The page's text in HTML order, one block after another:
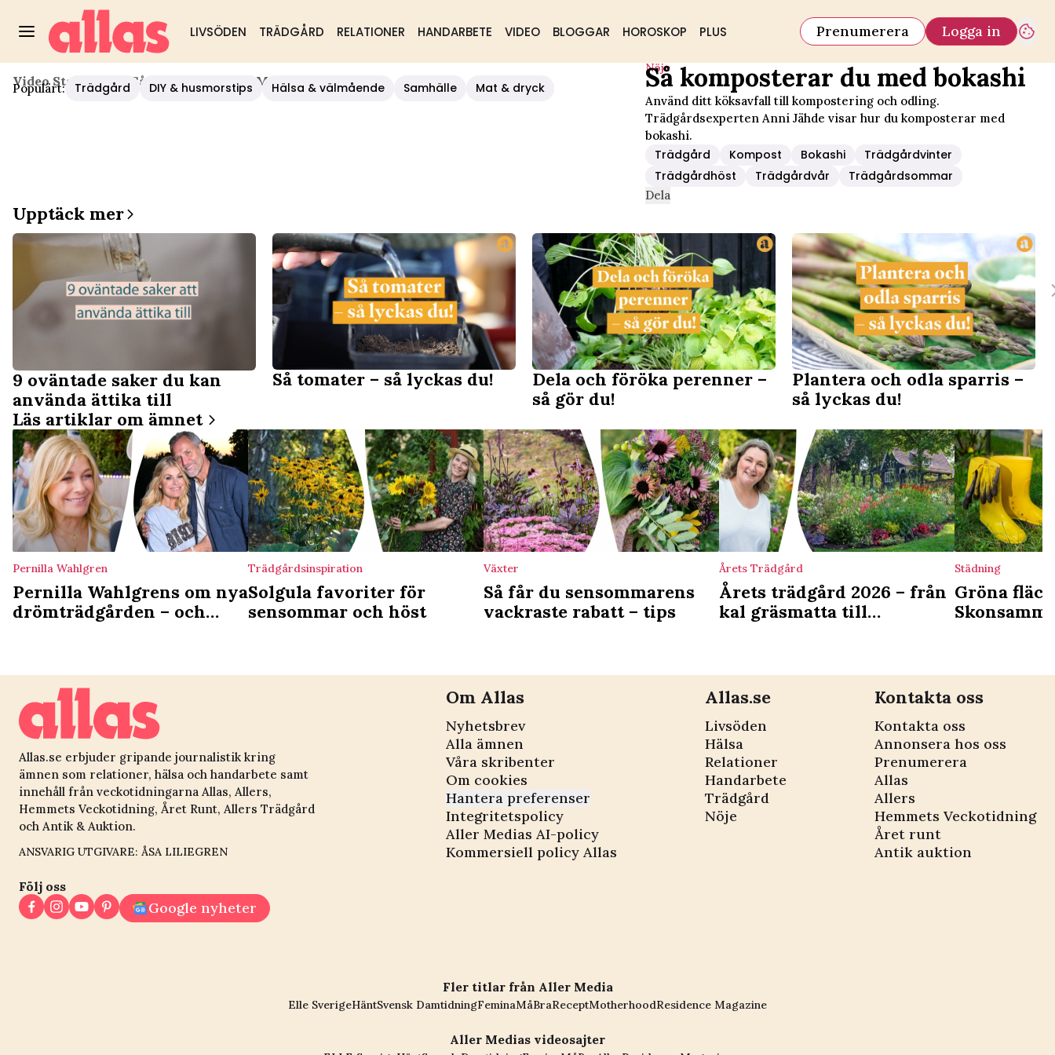
LIVSÖDEN TRÄDGÅRD RELATIONER HANDARBETE VIDEO BLOGGAR HOROSKOP PLUS Prenumerera Logga in
Populärt: Trädgård DIY & husmorstips Hälsa & välmående Samhälle Mat & dryck
Video Start / Nöje / Så Komposterar Du Med Bokashi
Nöje
Så komposterar du med bokashi
Använd ditt köksavfall till kompostering och odling.
Trädgårdsexperten Anni Jähde visar hur du komposterar med
bokashi.
Trädgård Kompost Bokashi
Trädgårdvinter
Trädgårdhöst
Trädgårdvår Trädgårdsommar
Dela
Upptäck mer
9 oväntade saker du kan
använda ättika till
Så tomater – så lyckas du!
Dela och föröka perenner –
så gör du!
Plantera och odla sparris –
så lyckas du!
Läs artiklar om ämnet
Pernilla Wahlgren
Pernilla Wahlgrens om nya
drömträdgården – och
Trädgårdsinspiration
Solgula favoriter för
sensommar och höst
Växter
Så får du sensommarens
vackraste rabatt – tips
Årets Trädgård
Årets trädgård 2026 – från
kal gräsmatta till
Städning
Gröna
Allas.se erbjuder gripande journalistik kring
ämnen som relationer, hälsa och handarbete samt
innehåll från veckotidningarna Allas, Allers,
Hemmets Veckotidning, Året Runt, Allers Trädgård
och Antik & Auktion.
ANSVARIG UTGIVARE: ÅSA LILIEGREN
Följ oss
Google nyheter
Om Allas
Nyhetsbrev
Alla ämnen
Våra skribenter
Om cookies
Hantera preferenser
Integritetspolicy
Aller Medias AI-policy
Kommersiell policy Allas
Allas.se
Livsöden
Hälsa
Relationer
Handarbete
Trädgård
Nöje
Kontakta oss
Kontakta oss
Annonsera hos oss
Prenumerera
Allas
Allers
Hemmets Veckotidning
Året runt
Antik auktion
Fler titlar från Aller Media
Elle SverigeHäntSvensk DamtidningFeminaMåBraReceptMotherhoodResidence Magazine
Aller Medias videosajter